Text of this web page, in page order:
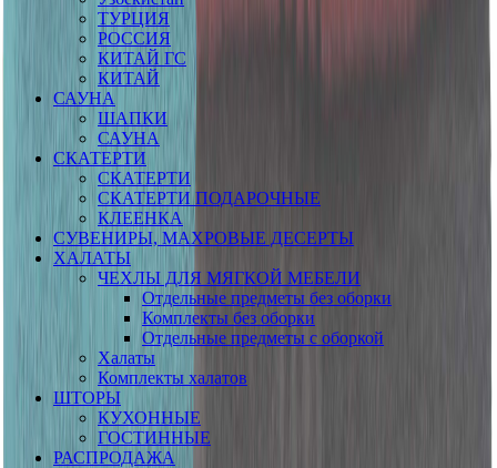
ТУРЦИЯ
РОССИЯ
КИТАЙ ГС
КИТАЙ
САУНА
ШАПКИ
САУНА
СКАТЕРТИ
СКАТЕРТИ
СКАТЕРТИ ПОДАРОЧНЫЕ
КЛЕЕНКА
СУВЕНИРЫ, МАХРОВЫЕ ДЕСЕРТЫ
ХАЛАТЫ
ЧЕХЛЫ ДЛЯ МЯГКОЙ МЕБЕЛИ
Отдельные предметы без оборки
Комплекты без оборки
Отдельные предметы с оборкой
Халаты
Комплекты халатов
ШТОРЫ
КУХОННЫЕ
ГОСТИННЫЕ
РАСПРОДАЖА